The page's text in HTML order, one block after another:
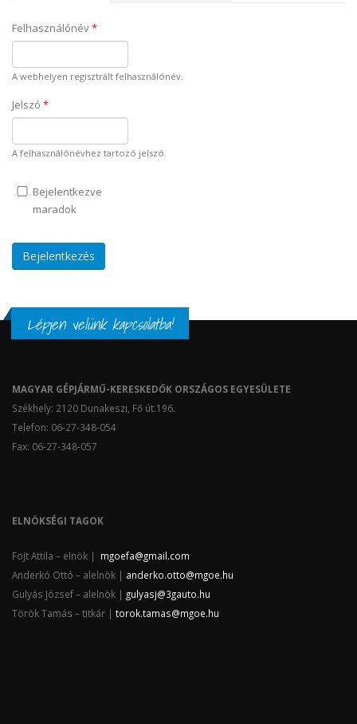
Felhasználónév*
A webhelyen regisztrált felhasználónév.
Jelszó *
A felhasználónévhez tartozó jelszó.
Bejelentkezve
maradok
Lépjen velünk kapcsolatba!
MAGYAR GÉPJÁRMŰ-KERESKEDŐK ORSZÁGOS EGYESÜLETE
Székhely: 2120 Dunakeszi, Fő út.196.
Telefon: 06-27-348-054
Fax: 06-27-348-057
ELNÖKSÉGI TAGOK
Fojt Attila – elnök | mgoefa@gmail.com
Anderkó Ottó – alelnök | anderko.otto@mgoe.hu
Gulyás József – alelnök | gulyasj@3gauto.hu
Török Tamás – titkár | torok.tamas@mgoe.hu